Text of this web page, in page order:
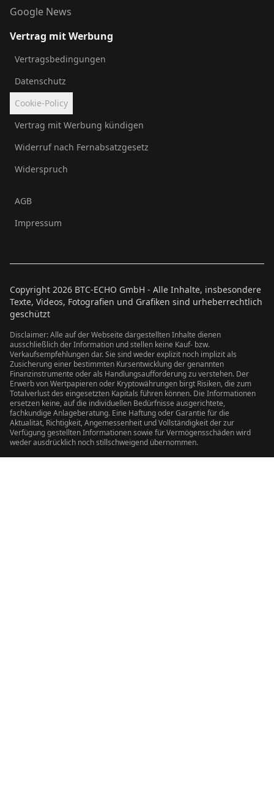
Google News
Vertrag mit Werbung
Vertragsbedingungen
Datenschutz
Cookie-Policy
Vertrag mit Werbung kündigen
Widerruf nach Fernabsatzgesetz
Widerspruch
AGB
Impressum
Copyright 2026 BTC-ECHO GmbH - Alle Inhalte, insbesondere
Texte, Videos, Fotografien und Grafiken sind urheberrechtlich
geschützt
Disclaimer: Alle auf der Webseite dargestellten Inhalte dienen
ausschließlich der Information und stellen keine Kauf- bzw.
Verkaufsempfehlungen dar. Sie sind weder explizit noch implizit als
Zusicherung einer bestimmten Kursentwicklung der genannten
Finanzinstrumente oder als Handlungsaufforderung zu verstehen. Der
Erwerb von Wertpapieren oder Kryptowährungen birgt Risiken, die zum
Totalverlust des eingesetzten Kapitals führen können. Die Informationen
ersetzen keine, auf die individuellen Bedürfnisse ausgerichtete,
fachkundige Anlageberatung. Eine Haftung oder Garantie für die
Aktualität, Richtigkeit, Angemessenheit und Vollständigkeit der zur
Verfügung gestellten Informationen sowie für Vermögensschäden wird
weder ausdrücklich noch stillschweigend übernommen.